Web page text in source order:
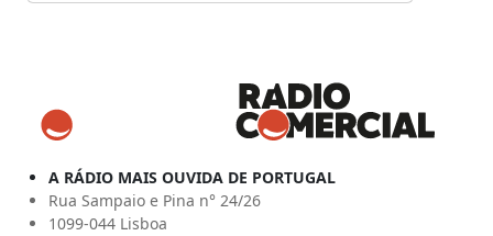
A RÁDIO MAIS OUVIDA DE PORTUGAL
Rua Sampaio e Pina n° 24/26
1099-044 Lisboa